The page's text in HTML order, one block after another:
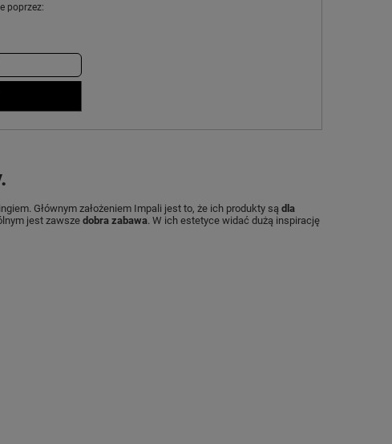
poprzez:
Głównym założeniem Impali jest to, że ich produkty są dla
jest zawsze dobra zabawa. W ich estetyce widać dużą inspirację